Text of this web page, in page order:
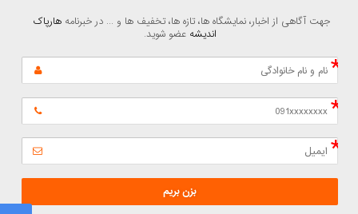
جهت آگاهی از اخبار، نمایشگاه ها، تازه ها، تخفیف ها و ... در خبرنامه
اندیشه عضو شوید.
بزن بریم